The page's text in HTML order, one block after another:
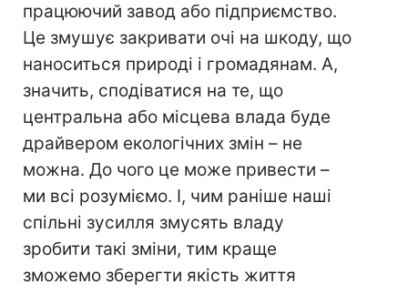
працюючий завод або підприємство.
Це змушує закривати очі на шкоду, що
наноситься природі і громадянам. А,
значить, сподіватися на те, що
центральна або місцева влада буде
драйвером екологічних змін – не
можна. До чого це може привести –
ми всі розуміємо. І, чим раніше наші
спільні зусилля змусять владу
зробити такі зміни, тим краще
зможемо зберегти якість життя